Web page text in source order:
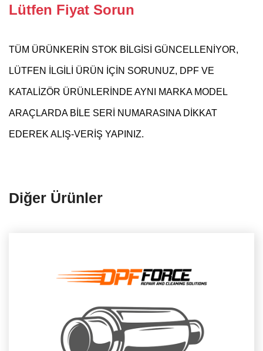
Lütfen Fiyat Sorun
TÜM ÜRÜNKERİN STOK BİLGİSİ GÜNCELLENİYOR,
LÜTFEN İLGİLİ ÜRÜN İÇİN SORUNUZ, DPF VE
KATALİZÖR ÜRÜNLERİNDE AYNI MARKA MODEL
ARAÇLARDA BİLE SERİ NUMARASINA DİKKAT
EDEREK ALIŞ-VERİŞ YAPINIZ.
Diğer Ürünler